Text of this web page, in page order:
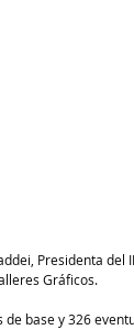
Presidenta del
Gráficos.
de base y 326